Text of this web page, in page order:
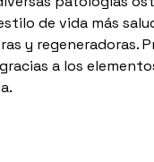
de vida más
y regeneradoras.
a los